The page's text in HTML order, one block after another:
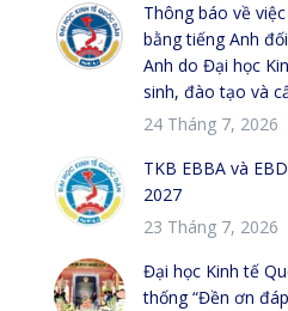
Thông báo về
bằng tiếng Anh
Anh do Đại học
sinh, đào tạo và
24 Tháng 7, 2026
TKB EBBA và
2027
23 Tháng 7, 2026
Đại học Kinh tế
thống “Đền ơn